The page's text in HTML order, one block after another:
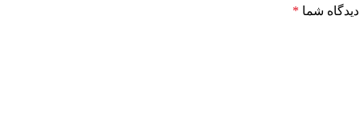
دیدگاه شما *